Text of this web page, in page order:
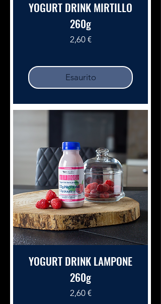
YOGURT DRINK MIRTILLO
260g
Prezzo
2,60 €
Esaurito
YOGURT DRINK LAMPONE
260g
Prezzo
2,60 €